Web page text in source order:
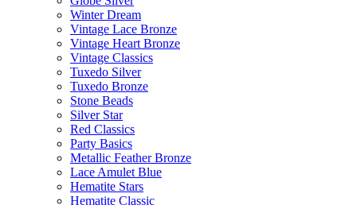
Winter Dream
Vintage Lace Bronze
Vintage Heart Bronze
Vintage Classics
Tuxedo Silver
Tuxedo Bronze
Stone Beads
Silver Star
Red Classics
Party Basics
Metallic Feather Bronze
Lace Amulet Blue
Hematite Stars
Hematite Classic